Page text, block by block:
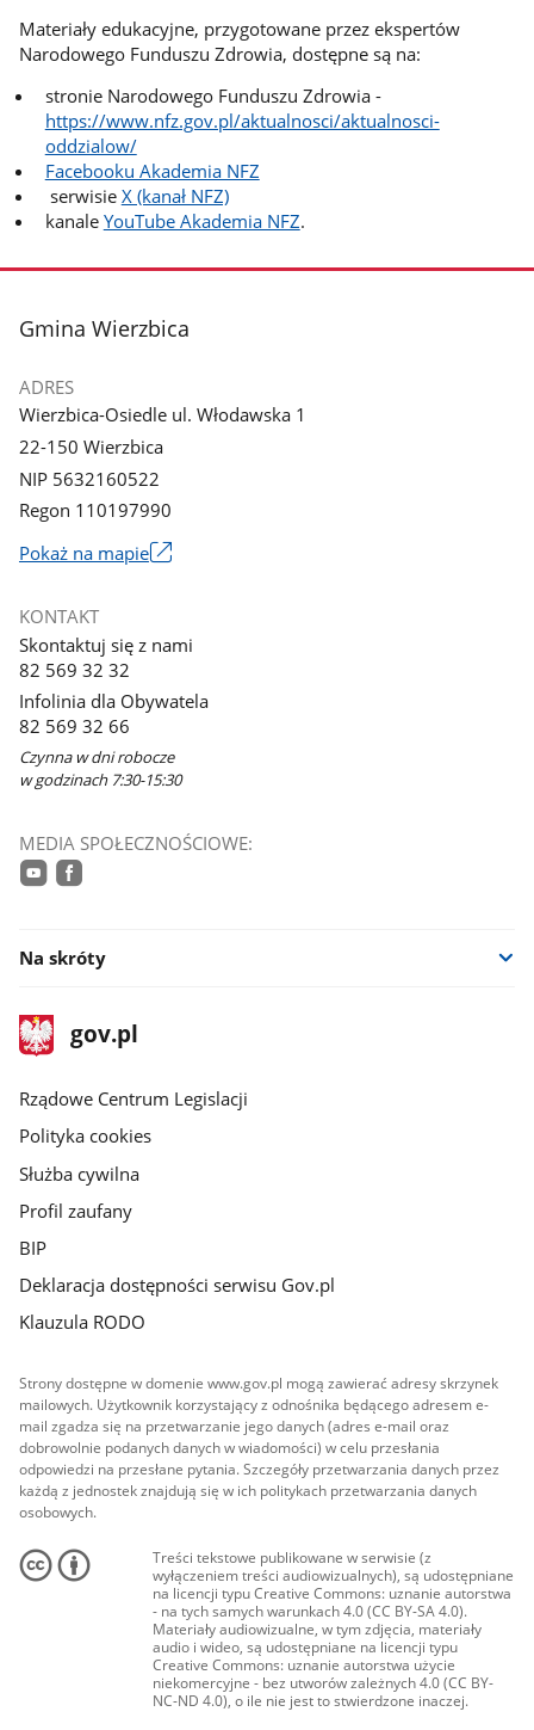
Materiały edukacyjne, przygotowane przez ekspertów
Narodowego Funduszu Zdrowia, dostępne są na:
stronie Narodowego Funduszu Zdrowia -
https://www.nfz.gov.pl/aktualnosci/aktualnosci-
oddzialow/
Facebooku Akademia NFZ
serwisie X (kanał NFZ)
kanale YouTube Akademia NFZ.
stopka
Gmina Wierzbica
ADRES
Wierzbica-Osiedle ul. Włodawska 1
22-150 Wierzbica
NIP 5632160522
Regon 110197990
Pokaż na mapieLink
nowym
KONTAKT
Skontaktuj się z nami
82 569 32 32
Infolinia dla Obywatela
82 569 32 66
Czynna w dni robocze
w godzinach 7:30-15:30
MEDIA SPOŁECZNOŚCIOWE:
Na skróty
stopka
gov.plStrona
gov.pl
Rządowe Centrum Legislacji
Polityka cookies
Służba cywilna
Profil zaufany
BIP
Deklaracja dostępności serwisu Gov.pl
Klauzula RODO
Strony dostępne w domenie www.gov.pl mogą zawierać adresy skrzynek
mailowych. Użytkownik korzystający z odnośnika będącego adresem e-
mail zgadza się na przetwarzanie jego danych (adres e-mail oraz
dobrowolnie podanych danych w wiadomości) w celu przesłania
odpowiedzi na przesłane pytania. Szczegóły przetwarzania danych przez
każdą z jednostek znajdują się w ich politykach przetwarzania danych
osobowych.
Treści tekstowe publikowane w serwisie (z
wyłączeniem treści audiowizualnych), są udostępniane
na licencji typu Creative Commons: uznanie autorstwa
- na tych samych warunkach 4.0 (CC BY-SA 4.0).
Materiały audiowizualne, w tym zdjęcia, materiały
audio i wideo, są udostępniane na licencji typu
Creative Commons: uznanie autorstwa użycie
niekomercyjne - bez utworów zależnych 4.0 (CC BY-
NC-ND 4.0), o ile nie jest to stwierdzone inaczej.